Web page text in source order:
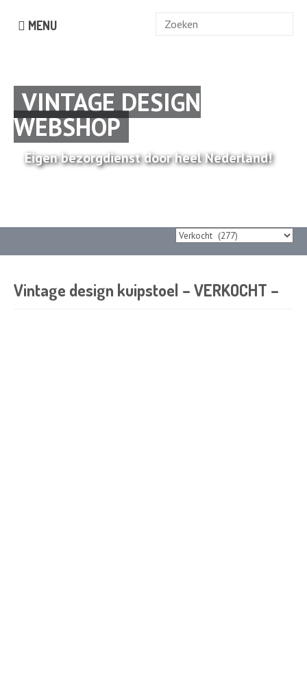
MENU
Zoek
VINTAGE DESIGN
WEBSHOP
Eigen bezorgdienst door heel Nederland!
Vintage design kuipstoel – VERKOCHT –